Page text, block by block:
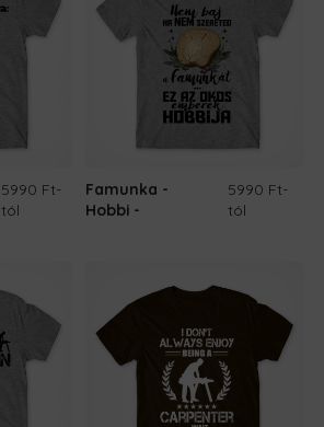
5990 Ft-
tól
Famunka -
Hobbi
5990 Ft-
tól